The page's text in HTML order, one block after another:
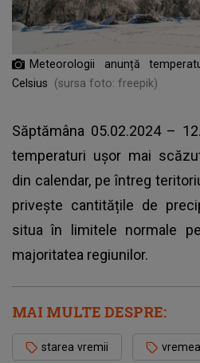
Meteorologii anunță
Celsius
(sursa foto: freepik)
Săptămâna 05.02.2024 –
temperaturi ușor mai
din calendar, pe întreg
privește cantitățile de
situa în limitele normale
majoritatea regiunilor.
MAI MULTE DESPRE:
starea vremii vremea